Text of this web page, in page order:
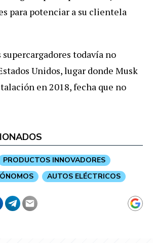
para potenciar a su clientela
supercargadores todavía no
Unidos, lugar donde Musk
en 2018, fecha que no
PRODUCTOS INNOVADORES
AUTOS ELÉCTRICOS